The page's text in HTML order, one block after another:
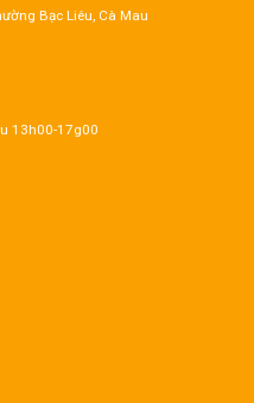
Bạc Liêu, Cà Mau
13h00-17g00